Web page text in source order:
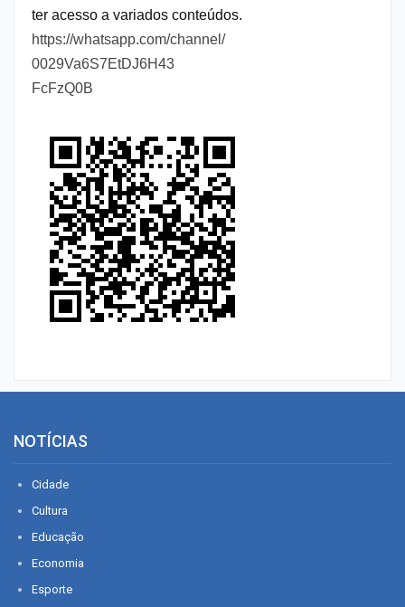
ter acesso a variados conteúdos.
https://whatsapp.com/channel/
0029Va6S7EtDJ6H43
FcFzQ0B
NOTÍCIAS
Cidade
Cultura
Educação
Economia
Esporte